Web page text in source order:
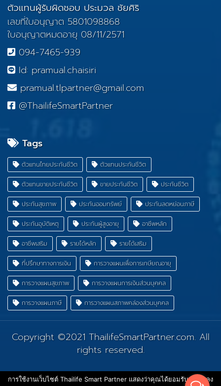
ตัวแทนผู้รับผิดชอบ ประมวล ชัยศิริ
เลขที่ใบอนุญาต 5801098868
ใบอนุญาตหมดอายุ 08/11/2571
094-7465-939
Id: pramual.chaisiri
pramual.tlpartner@gmail.com
@ThailifeSmartPartner
Tags
ตัวแทนไทยประกันชีวิต ตัวแทนประกันชีวิต
ตัวแทนขายประกันชีวิต ขายประกันชีวิต ประกันชีวิต
ประกันสุขภาพ ประกันออมทรัพย์ ประกันลดหย่อนภาษี
ประกันอุบัติเหตุ ประกันผู้สูงอายุ อาชีพหลัก
อาชีพเสริม รายได้หลัก รายได้เสริม
ที่ปรึกษาทางการเงิน การวางแผนเพื่อการเกษียณอายุ
การวางแผนสุขภาพ การวางแผนการเงินส่วนบุคคล
การวางแผนภาษี การวางแผนสภาพคล่องส่วนบุคคล
Copyright ©2021 ThailifeSmartPartner.com. All
rights reserved.
การใช้งานเว็บไซต์ Thailife Smart Partner แสดงว่าคุณได้ยอมรับ ข้อตกลง